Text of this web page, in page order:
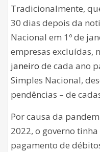
Tradicionalmente,
30 dias depois da
Nacional em 1º de
empresas excluídas,
janeiro de cada ano
Simples Nacional,
pendências – de
Por causa da
2022, o governo
pagamento de